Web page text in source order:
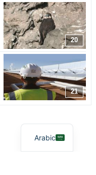
20
21
Arabic